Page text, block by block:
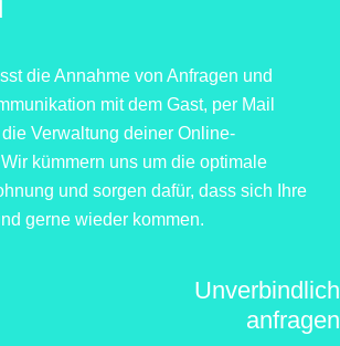
die Annahme von Anfragen und
mit dem Gast, per Mail
Verwaltung deiner Online-
kümmern uns um die optimale
und sorgen dafür, dass sich Ihre
gerne wieder kommen.
Unverbindlich
anfragen